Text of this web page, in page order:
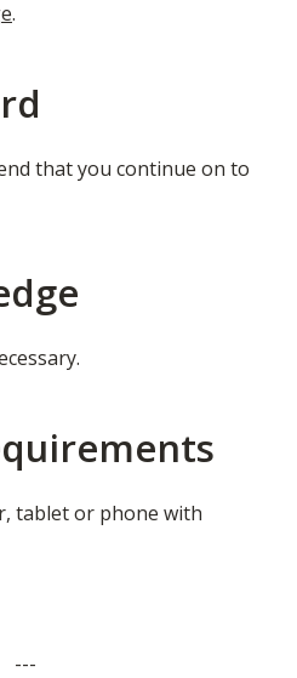
.
that you continue on to
tablet or phone with
---